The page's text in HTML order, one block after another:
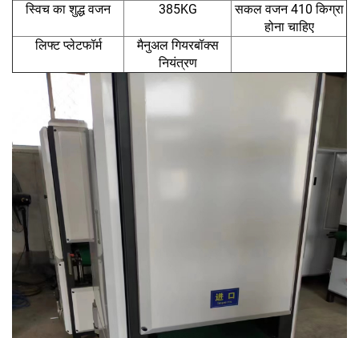
स्विच का शुद्ध वजन
385KG
सकल वजन 410 किग्रा
होना चाहिए
लिफ्ट प्लेटफॉर्म
मैनुअल गियरबॉक्स
नियंत्रण